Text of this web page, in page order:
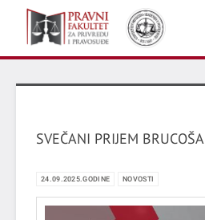
SVEČANI PRIJEM BRUCOŠA
24.09.2025.GODINE NOVOSTI